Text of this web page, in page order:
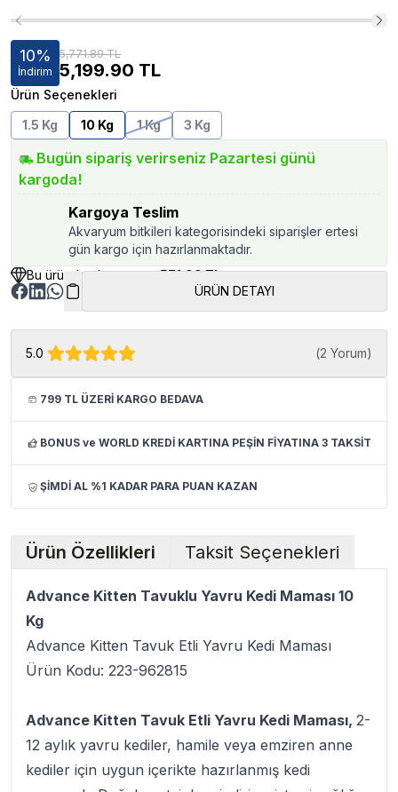
10%
İndirim
5,771.89 TL
5,199.90 TL
Ürün Seçenekleri
1.5 Kg
10 Kg 1 Kg 3 Kg
Bugün sipariş verirseniz Pazartesi günü
kargoda!
Kargoya Teslim
Akvaryum bitkileri kategorisindeki siparişler ertesi
gün kargo için hazırlanmaktadır.
Bu üründen kazancınız571.99 TL
ÜRÜN DETAYI
5.0 (2 Yorum)
799 TL ÜZERİ KARGO BEDAVA
BONUS ve WORLD KREDİ KARTINA PEŞİN FİYATINA 3 TAKSİT
ŞİMDİ AL %1 KADAR PARA PUAN KAZAN
Ürün Özellikleri Taksit Seçenekleri
Advance Kitten Tavuklu Yavru Kedi Maması 10
Kg
Advance Kitten Tavuk Etli Yavru Kedi Maması
Ürün Kodu: 223-962815
Advance Kitten Tavuk Etli Yavru Kedi Maması, 2-
12 aylık yavru kediler, hamile veya emziren anne
kediler için uygun içerikte hazırlanmış kedi